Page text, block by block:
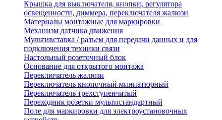
Крышка для выключателя, кнопки, регулятора
освещенности, диммера, переключателя жалюзи
Материалы монтажные для маркировки
Механизм датчика движения
Мультивставка / разъем для передачи данных и для
подключения техники связи
Настольный розеточный блок
Основание для открытого монтажа
Переключатель жалюзи
Переключатель кнопочный миниатюрный
Переключатель трехступенчатый
Переходник розетки мультистандартный
Поле для маркировки для электроустановочных